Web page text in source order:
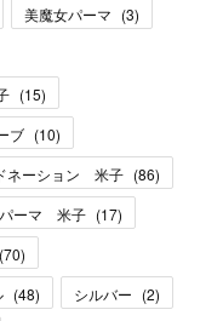
美魔女パーマ (3)
(15)
ブ (10)
ネーション 米子 (86)
ーマ 米子 (17)
(70)
(48) シルバー (2)